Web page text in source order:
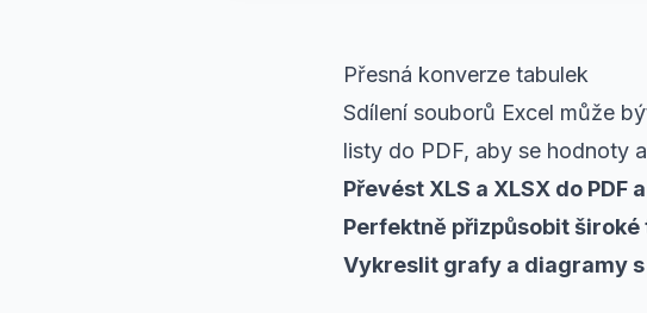
Přesná konverze tabulek
Sdílení souborů Excel může
listy do PDF, aby se hodnoty
Převést XLS a XLSX do PDF
Perfektně přizpůsobit široké
Vykreslit grafy a diagramy